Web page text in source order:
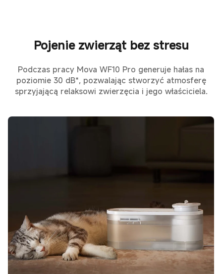
Pojenie zwierząt bez stresu
Podczas pracy Mova WF10 Pro generuje hałas na
poziomie 30 dB*, pozwalając stworzyć atmosferę
sprzyjającą relaksowi zwierzęcia i jego właściciela.